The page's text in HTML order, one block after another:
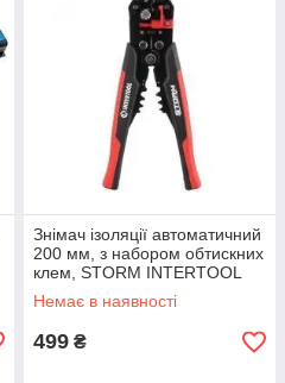
Знімач ізоляції автоматичний
200 мм, з набором обтискних
клем, STORM INTERTOOL
HT-7024
Немає в наявності
499 ₴